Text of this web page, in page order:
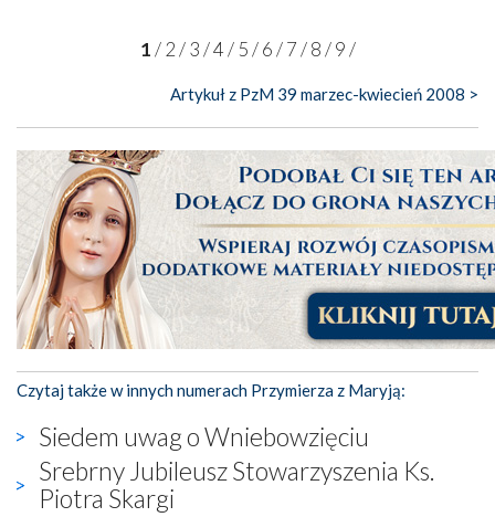
1/ 2/3/4/ 5/6/7/8/9/
Artykuł z PzM 39 marzec-kwiecień 2008 >
Czytaj także w innych numerach Przymierza z Maryją:
Siedem uwag o Wniebowzięciu
Srebrny Jubileusz Stowarzyszenia Ks.
Piotra Skargi